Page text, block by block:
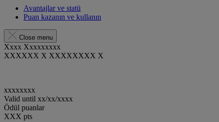
Avantajlar ve statü
Puan kazanın ve kullanın
Close menu
Xxxx Xxxxxxxxx
XXXXXX X XXXXXXXX X
xxxxxxxx
Valid until xx/xx/xxxx
Ödül puanlar
XXX pts